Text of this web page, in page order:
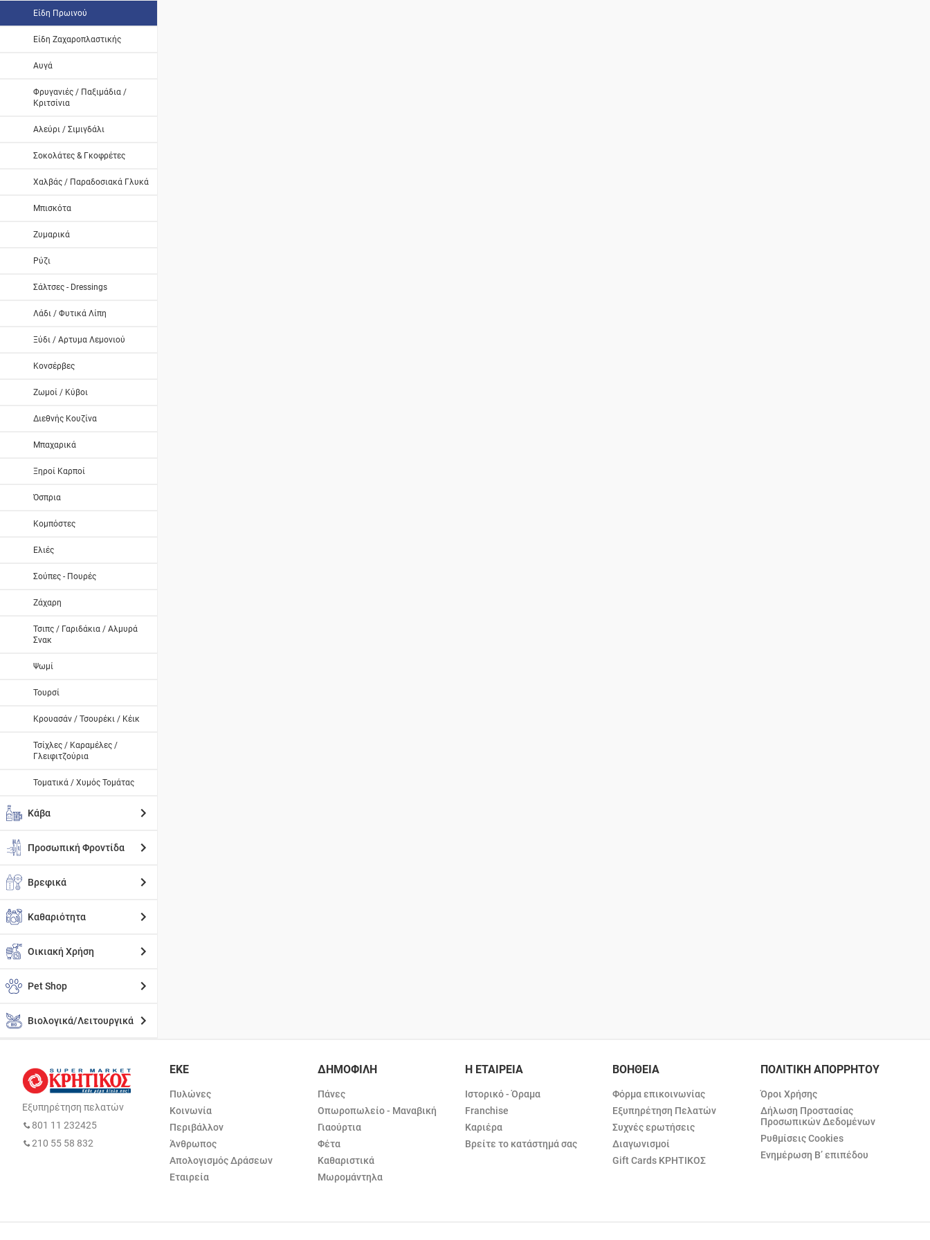
Είδη Πρωινού
Είδη Ζαχαροπλαστικής
Αυγά
Φρυγανιές / Παξιμάδια /
Κριτσίνια
Αλεύρι / Σιμιγδάλι
Σοκολάτες & Γκοφρέτες
Χαλβάς / Παραδοσιακά Γλυκά
Μπισκότα
Ζυμαρικά
Ρύζι
Σάλτσες - Dressings
Λάδι / Φυτικά Λίπη
Ξύδι / Αρτυμα Λεμονιού
Κονσέρβες
Ζωμοί / Κύβοι
Διεθνής Κουζίνα
Μπαχαρικά
Ξηροί Καρποί
Όσπρια
Κομπόστες
Ελιές
Σούπες - Πουρές
Ζάχαρη
Τσιπς / Γαριδάκια / Αλμυρά
Σνακ
Ψωμί
Τουρσί
Κρουασάν / Τσουρέκι / Κέικ
Τσίχλες / Καραμέλες /
Γλειφιτζούρια
Τοματικά / Χυμός Τομάτας
Κάβα
Προσωπική Φροντίδα
Βρεφικά
Καθαριότητα
Οικιακή Χρήση
Pet Shop
Βιολογικά/Λειτουργικά
Εξυπηρέτηση πελατών
801 11 232425
210 55 58 832
ΕΚΕ
Πυλώνες
Κοινωνία
Περιβάλλον
Άνθρωπος
Απολογισμός Δράσεων
Εταιρεία
ΔΗΜΟΦΙΛΗ
Πάνες
Οπωροπωλείο - Μαναβική
Γιαούρτια
Φέτα
Καθαριστικά
Μωρομάντηλα
Η ΕΤΑΙΡΕΙΑ
Ιστορικό - Όραμα
Franchise
Καριέρα
Βρείτε το κατάστημά σας
ΒΟΗΘΕΙΑ
Φόρμα επικοινωνίας
Εξυπηρέτηση Πελατών
Συχνές ερωτήσεις
Διαγωνισμοί
Gift Cards ΚΡΗΤΙΚΟΣ
ΠΟΛΙΤΙΚΗ ΑΠΟΡΡΗΤΟΥ
Όροι Χρήσης
Δήλωση Προστασίας
Προσωπικών Δεδομένων
Ρυθμίσεις Cookies
Ενημέρωση Β’ επιπέδου